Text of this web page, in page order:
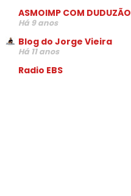
ASMOIMP COM DUDUZÃO
Há 9 anos
Blog do Jorge Vieira
Há 11 anos
Radio EBS